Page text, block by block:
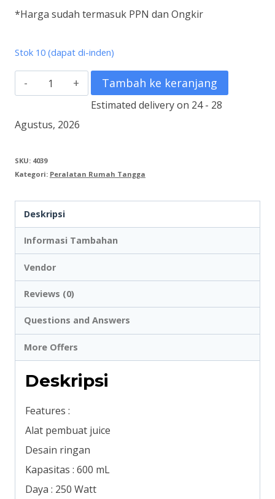
*Harga sudah termasuk PPN dan Ongkir
Stok 10 (dapat di-inden)
Kuantitas
Juicer
MIYAKO
507
Tambah ke keranjang
Estimated delivery on 24 - 28
Agustus, 2026
SKU: 4039
Kategori: Peralatan Rumah Tangga
Deskripsi
Informasi Tambahan
Vendor
Reviews (0)
Questions and Answers
More Offers
Deskripsi
Features :
Alat pembuat juice
Desain ringan
Kapasitas : 600 mL
Daya : 250 Watt